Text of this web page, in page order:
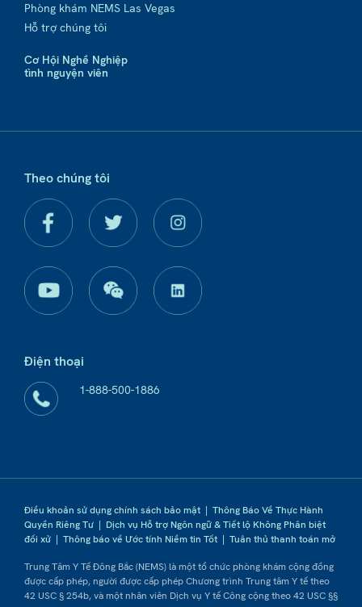
Phòng khám NEMS Las Vegas
Hỗ trợ chúng tôi
Cơ Hội Nghề Nghiệp
tình nguyện viên
Theo chúng tôi
Điện thoại
1-888-500-1886
Điều khoản sử dụng chính sách bảo mật | Thông Báo Về Thực Hành
Quyền Riêng Tư | Dịch vụ Hỗ trợ Ngôn ngữ & Tiết lộ Không Phân biệt
đối xử | Thông báo về Ước tính Niềm tin Tốt | Tuân thủ thanh toán mở
Trung Tâm Y Tế Đông Bắc (NEMS) là một tổ chức phòng khám cộng đồng
được cấp phép, người được cấp phép Chương trình Trung tâm Y tế theo
42 USC § 254b, và một nhân viên Dịch vụ Y tế Công cộng theo 42 USC §§